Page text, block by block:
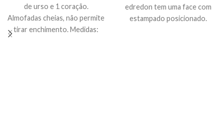
de urso e 1 coração.
Almofadas cheias, não permite
tirar enchimento. Medidas:
edredon tem uma face com
estampado posicionado.